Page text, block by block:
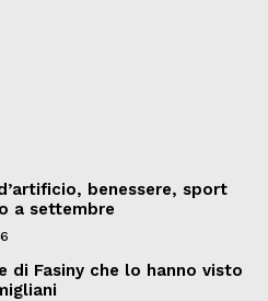
benessere, sport
a settembre
di Fasiny che lo hanno visto